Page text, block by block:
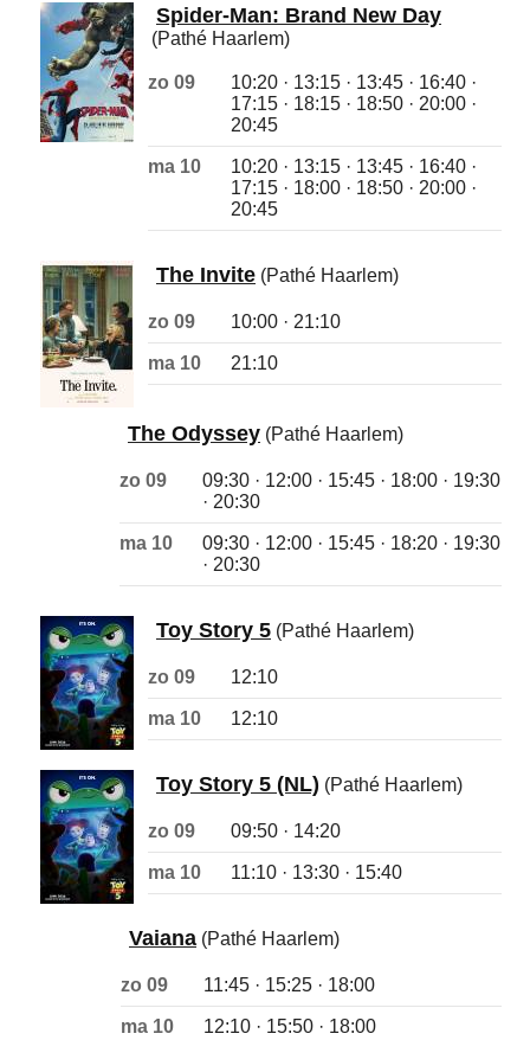
Spider-Man: Brand New Day
(Pathé Haarlem)
zo 09
10:20 · 13:15 · 13:45 · 16:40 ·
17:15 · 18:15 · 18:50 · 20:00 ·
20:45
ma 10
10:20 · 13:15 · 13:45 · 16:40 ·
17:15 · 18:00 · 18:50 · 20:00 ·
20:45
The Invite (Pathé Haarlem)
zo 09 10:00 · 21:10
ma 10 21:10
The Odyssey (Pathé Haarlem)
zo 09
09:30 · 12:00 · 15:45 · 18:00 · 19:30
· 20:30
ma 10
09:30 · 12:00 · 15:45 · 18:20 · 19:30
· 20:30
Toy Story 5 (Pathé Haarlem)
zo 09 12:10
ma 10 12:10
Toy Story 5 (NL) (Pathé Haarlem)
zo 09 09:50 · 14:20
ma 10 11:10 · 13:30 · 15:40
Vaiana (Pathé Haarlem)
zo 09 11:45 · 15:25 · 18:00
ma 10 12:10 · 15:50 · 18:00